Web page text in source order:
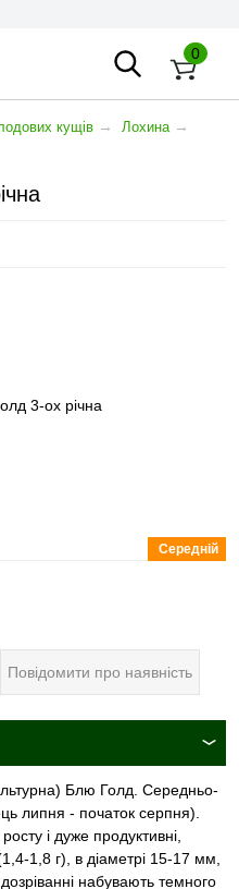
0
кущів → Лохина →
Середній
Повідомити про наявність
Блю Голд. Середньо-
липня - початок серпня).
і дуже продуктивні,
1,8 г), в діаметрі 15-17 мм,
набувають темного